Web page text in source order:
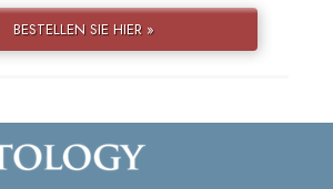
BESTELLEN SIE HIER »